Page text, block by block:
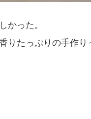
かった。
りたっぷりの手作り